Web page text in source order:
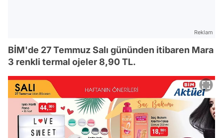
Reklam
BİM'de 27 Temmuz Salı gününden itibaren Mara
3 renkli termal ojeler 8,90 TL.